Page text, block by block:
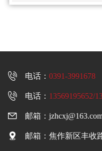
 电话： 0391-3991678
 电话： 13569195652/
 邮箱：
 邮箱：焦作新区丰收